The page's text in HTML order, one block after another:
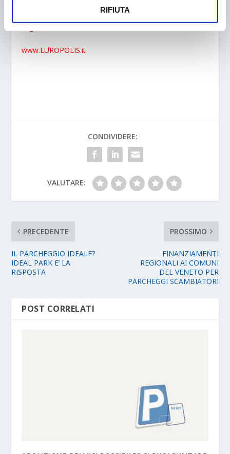
RIFIUTA
Tel. 051 66 46 624- Fax 051 66 46 424 – email:
www.EUROPOLIS.it
CONDIVIDERE:
VALUTARE:
PRECEDENTE
IL PARCHEGGIO IDEALE?
IDEAL PARK E’ LA
RISPOSTA
PROSSIMO
FINANZIAMENTI
REGIONALI AI COMUNI
DEL VENETO PER
PARCHEGGI SCAMBIATORI
POST CORRELATI